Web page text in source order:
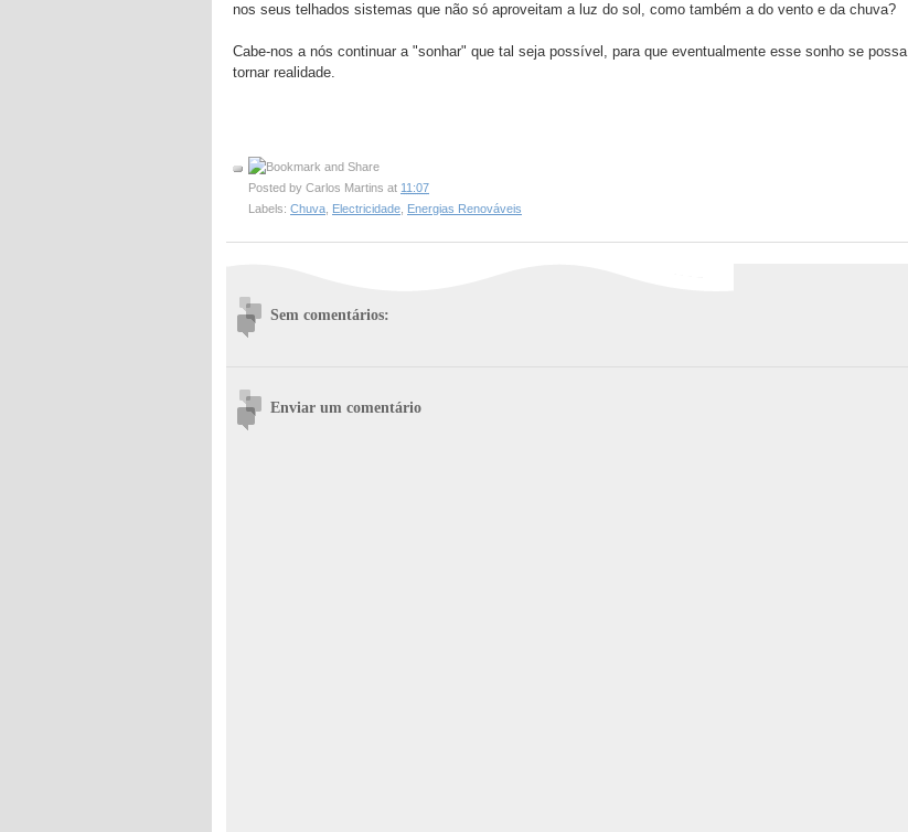
nos seus telhados sistemas que não só aproveitam a luz do sol, como também a do vento e da chuva?
Cabe-nos a nós continuar a "sonhar" que tal seja possível, para que eventualmente esse sonho se possa
tornar realidade.
Posted by Carlos Martins at 11:07
Labels: Chuva, Electricidade, Energias Renováveis
Sem comentários:
Enviar um comentário